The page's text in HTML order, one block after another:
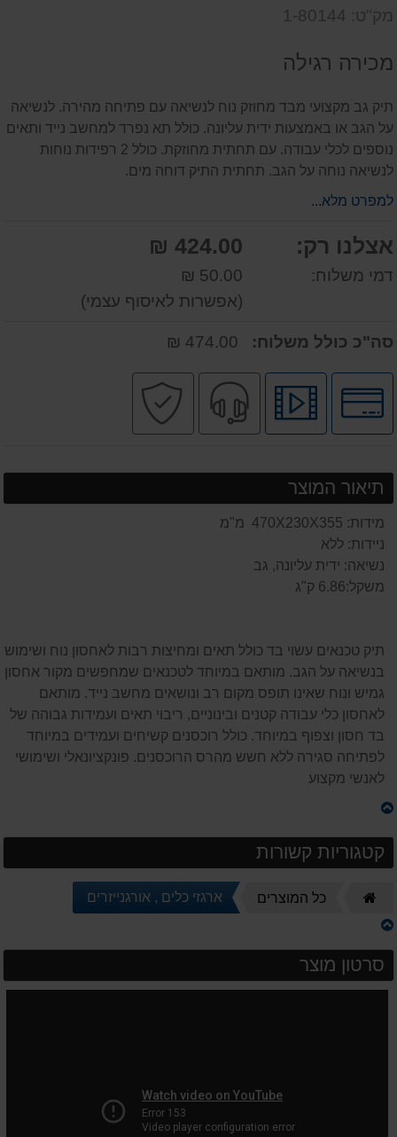
מק"ט: 1-80144
מכירה רגילה
תיק גב מקצועי מבד מחוזק נוח לנשיאה עם פתיחה מהירה. לנשיאה
על הגב או באמצעות ידית עליונה. כולל תא נפרד למחשב נייד ותאים
נוספים לכלי עבודה. עם תחתית מחוזקת. כולל 2 רפידות נוחות
לנשיאה נוחה על הגב. תחתית התיק דוחה מים.
למפרט מלא...
אצלנו רק: 424.00 ₪
דמי משלוח:
50.00 ₪
(אפשרות לאיסוף עצמי)
סה"כ כולל משלוח:
לחץ
לאפשרויות
תשלומים
לחץ
לצפיה
בסרטון
שירות
מקצועי
תיאור המוצר
מידות: 470X230X355 מ"מ
ניידות: ללא
נשיאה: ידית עליונה, גב
משקל:6.86 ק"ג
תיק טכנאים עשוי בד כולל תאים ומחיצות רבות לאחסון נוח
בנשיאה על הגב. מותאם במיוחד לטכנאים שמחפשים מקור אחסון
גמיש ונוח שאינו תופס מקום רב ונושאים מחשב נייד. מותאם
לאחסון כלי עבודה קטנים ובינוניים, ריבוי תאים ועמידות גבוהה של
בד חסון וצפוף במיוחד. כולל רוכסנים קשיחים ועמידים במיוחד
לפתיחה סגירה ללא חשש מהרס הרוכסנים. פונקציונאלי ושימושי
לאנשי מקצוע
קטגוריות קשורות
כל המוצרים ארגזי כלים , אורגנייזרים
סרטון מוצר